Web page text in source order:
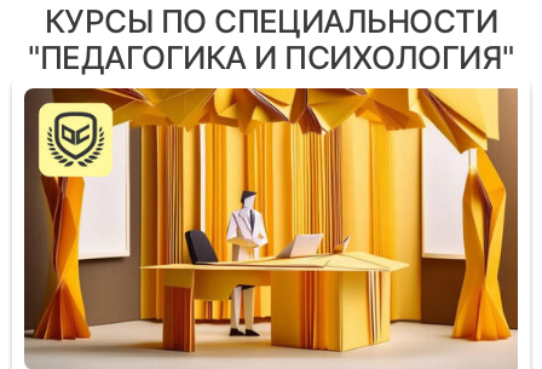
КУРСЫ ПО СПЕЦИАЛЬНОСТИ
"ПЕДАГОГИКА И ПСИХОЛОГИЯ"